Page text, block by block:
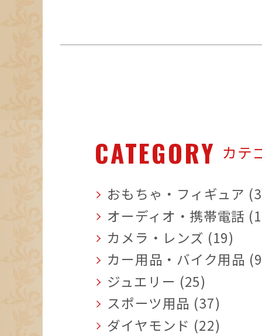
CATEGORY カテ
おもちゃ・フィギュア
オーディオ・携帯電話
カメラ・レンズ (19)
カー用品・バイク用品
ジュエリー (25)
スポーツ用品 (37)
ダイヤモンド (22)